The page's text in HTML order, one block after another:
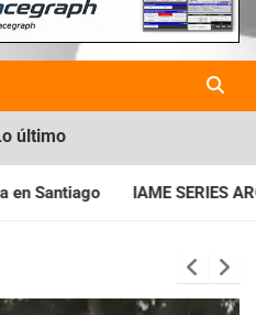
Karting en
último
Horarios para la